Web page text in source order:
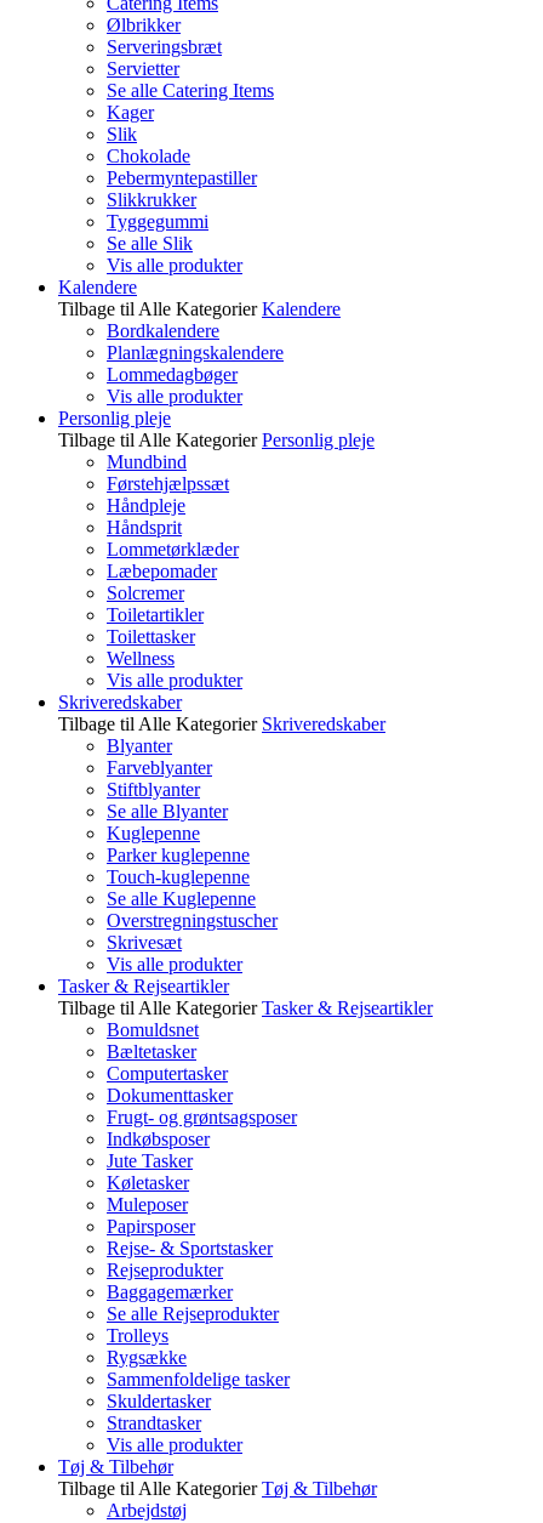
Ølbrikker
Serveringsbræt
Servietter
Se alle Catering Items
Kager
Slik
Chokolade
Pebermyntepastiller
Slikkrukker
Tyggegummi
Se alle Slik
Vis alle produkter
Kalendere
Tilbage til Alle Kategorier Kalendere
Bordkalendere
Planlægningskalendere
Lommedagbøger
Vis alle produkter
Personlig pleje
Tilbage til Alle Kategorier Personlig pleje
Mundbind
Førstehjælpssæt
Håndpleje
Håndsprit
Lommetørklæder
Læbepomader
Solcremer
Toiletartikler
Toilettasker
Wellness
Vis alle produkter
Skriveredskaber
Tilbage til Alle Kategorier Skriveredskaber
Blyanter
Farveblyanter
Stiftblyanter
Se alle Blyanter
Kuglepenne
Parker kuglepenne
Touch-kuglepenne
Se alle Kuglepenne
Overstregningstuscher
Skrivesæt
Vis alle produkter
Tasker & Rejseartikler
Tilbage til Alle Kategorier Tasker & Rejseartikler
Bomuldsnet
Bæltetasker
Computertasker
Dokumenttasker
Frugt- og grøntsagsposer
Indkøbsposer
Jute Tasker
Køletasker
Muleposer
Papirsposer
Rejse- & Sportstasker
Rejseprodukter
Baggagemærker
Se alle Rejseprodukter
Trolleys
Rygsække
Sammenfoldelige tasker
Skuldertasker
Strandtasker
Vis alle produkter
Tøj & Tilbehør
Tilbage til Alle Kategorier Tøj & Tilbehør
Arbejdstøj